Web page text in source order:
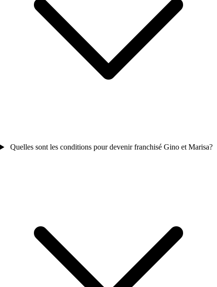
Quelles sont les conditions pour devenir franchisé Gino et Marisa?